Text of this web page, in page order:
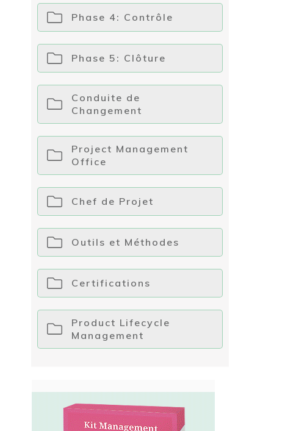
Phase 4: Contrôle
Phase 5: Clôture
Conduite de
Changement
Project Management
Office
Chef de Projet
Outils et Méthodes
Certifications
Product Lifecycle
Management